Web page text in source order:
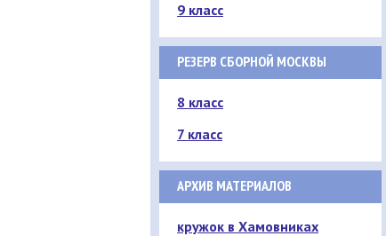
9 класс
РЕЗЕРВ СБОРНОЙ МОСКВЫ
8 класс
7 класс
АРХИВ МАТЕРИАЛОВ
кружок в Хамовниках